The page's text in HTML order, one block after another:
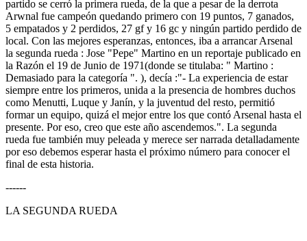
partido se cerró la primera rueda, de la que a pesar de la derrota
Arwnal fue campeón quedando primero con 19 puntos, 7 ganados,
5 empatados y 2 perdidos, 27 gf y 16 gc y ningún partido perdido de
local. Con las mejores esperanzas, entonces, iba a arrancar Arsenal
la segunda rueda : Jose "Pepe" Martino en un reportaje publicado en
la Razón el 19 de Junio de 1971(donde se titulaba: " Martino :
Demasiado para la categoría ". ), decía :"- La experiencia de estar
siempre entre los primeros, unida a la presencia de hombres duchos
como Menutti, Luque y Janín, y la juventud del resto, permitió
formar un equipo, quizá el mejor entre los que contó Arsenal hasta el
presente. Por eso, creo que este año ascendemos.". La segunda
rueda fue también muy peleada y merece ser narrada detalladamente
por eso debemos esperar hasta el próximo número para conocer el
final de esta historia.
------
LA SEGUNDA RUEDA